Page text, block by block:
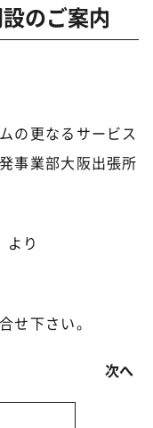
のご案内
の更なるサービス
事業部大阪出張所
り
せ下さい。
次へ